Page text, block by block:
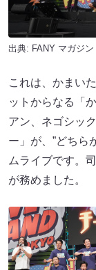
出典: FANY マガジン
これは、かまい
ットからなる「
アン、ネゴシッ
ー」が、”どちら
ムライブです。
が務めました。